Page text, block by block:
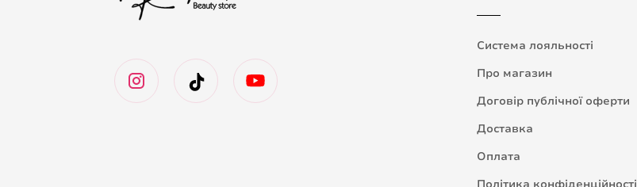
Система лояльності
Про магазин
Договір публічної оферти
Доставка
Оплата